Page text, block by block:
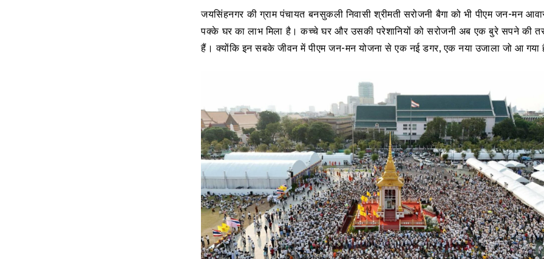
जयसिंहनगर की ग्राम पंचायत बनसुकली निवासी श्रीमती सरोजनी बैगा को भी पीएम जन-मन
पक्के घर का लाभ मिला है। कच्चे घर और उसकी परेशानियों को सरोजनी अब एक बुरे सपने की
हैं। क्योंकि इन सबके जीवन में पीएम जन-मन योजना से एक नई डगर, एक नया उजाला जो आ गया